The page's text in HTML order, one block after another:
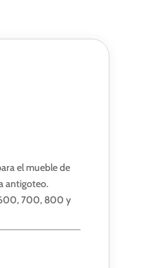
el mueble de
antigoteo.
700, 800 y